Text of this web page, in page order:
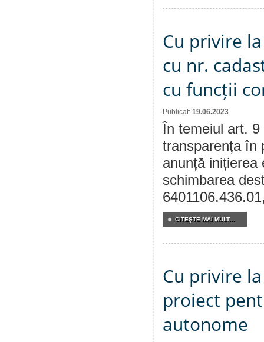
Cu privire
cu nr.
cu funcții
Publicat: 19.06.2023
În temeiul art.
transparența în
anunță inițierea
schimbarea
CITEŞTE MAI MULT...
Cu privire
proiect
autonome